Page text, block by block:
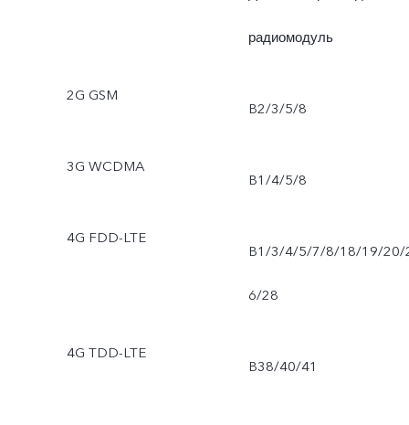
радиомодуль
2G GSM
B2/3/5/8
3G WCDMA
B1/4/5/8
4G FDD-LTE
B1/3/4/5/7/8/18/19/20/
6/28
4G TDD-LTE
B38/40/41